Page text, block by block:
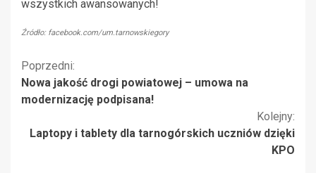
wszystkich awansowanych!
Źródło: facebook.com/um.tarnowskiegory
Kontynuuj
czytanie
Poprzedni:
Nowa jakość drogi powiatowej – umowa na
modernizację podpisana!
Kolejny:
Laptopy i tablety dla tarnogórskich uczniów dzięki
KPO